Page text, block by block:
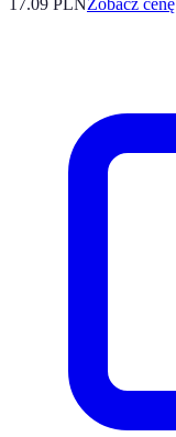
17.09 PLN Zobacz cenę